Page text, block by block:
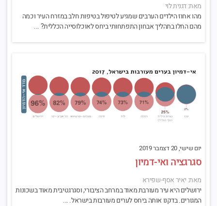
מאת: דגנית לוי
מהו אחוז הילדים הערבים שמגיע לטיפול בטיפות חלב במזרח העיר וכמה
מהם החלו בתהליך אבחון התפתחותי ביחס לאוכלוסייה הכללית? ...
יום שישי, 20 דצמבר 2019
סגרגציה ואי-דמיון
מאת: יאיר אסף-שפירא
ירושלים היא עיר מעורבת מאוד במרחב הציבורי, וסגרגטיבית מאוד בשכונות
המגורים. בדקנו אותה ביחס לערים מעורבות בישראל. ...